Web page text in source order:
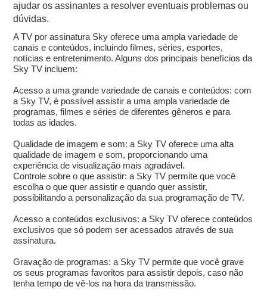
ajudar os assinantes a resolver eventuais problemas ou
dúvidas.
A TV por assinatura Sky oferece uma ampla variedade de
canais e conteúdos, incluindo filmes, séries, esportes,
notícias e entretenimento. Alguns dos principais benefícios da
Sky TV incluem:
Acesso a uma grande variedade de canais e conteúdos: com
a Sky TV, é possível assistir a uma ampla variedade de
programas, filmes e séries de diferentes gêneros e para
todas as idades.
Qualidade de imagem e som: a Sky TV oferece uma alta
qualidade de imagem e som, proporcionando uma
experiência de visualização mais agradável.
Controle sobre o que assistir: a Sky TV permite que você
escolha o que quer assistir e quando quer assistir,
possibilitando a personalização da sua programação de TV.
Acesso a conteúdos exclusivos: a Sky TV oferece conteúdos
exclusivos que só podem ser acessados através de sua
assinatura.
Gravação de programas: a Sky TV permite que você grave
os seus programas favoritos para assistir depois, caso não
tenha tempo de vê-los na hora da transmissão.